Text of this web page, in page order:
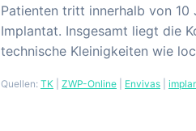
Patienten tritt innerhalb von 10
Implantat. Insgesamt liegt die
technische Kleinigkeiten wie
Quellen: TK ZWP-Online Envivas